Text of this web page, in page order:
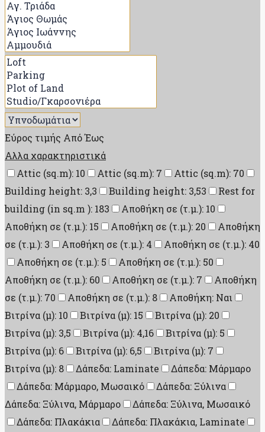
Εύρος τιμής ΑπόΈως
Αλλα χαρακτηριστικά
Attic (sq.m): 10
Attic (sq.m): 7
Attic (sq.m): 70
Building height: 3,3
Building height: 3,53
Rest for
building (in sq.m ): 183
Αποθήκη σε (τ.μ.): 10
Αποθήκη σε (τ.μ.): 15
Αποθήκη σε (τ.μ.): 20
Αποθήκη
σε (τ.μ.): 3
Αποθήκη σε (τ.μ.): 4
Αποθήκη σε (τ.μ.): 40
Αποθήκη σε (τ.μ.): 5
Αποθήκη σε (τ.μ.): 50
Αποθήκη σε (τ.μ.): 60
Αποθήκη σε (τ.μ.): 7
Αποθήκη
σε (τ.μ.): 70
Αποθήκη σε (τ.μ.): 8
Αποθήκη: Ναι
Βιτρίνα (μ): 10
Βιτρίνα (μ): 15
Βιτρίνα (μ): 20
Βιτρίνα (μ): 3,5
Βιτρίνα (μ): 4,16
Βιτρίνα (μ): 5
Βιτρίνα (μ): 6
Βιτρίνα (μ): 6,5
Βιτρίνα (μ): 7
Βιτρίνα (μ): 8
Δάπεδα: Laminate
Δάπεδα: Μάρμαρο
Δάπεδα: Μάρμαρο, Μωσαικό
Δάπεδα: Ξύλινα
Δάπεδα: Ξύλινα, Μάρμαρο
Δάπεδα: Ξύλινα, Μωσαικό
Δάπεδα: Πλακάκια
Δάπεδα: Πλακάκια, Laminate